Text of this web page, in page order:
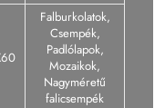
Falburkolatok,
Csempék,
Padlólapok,
Mozaikok,
Nagyméretű
falicsempék